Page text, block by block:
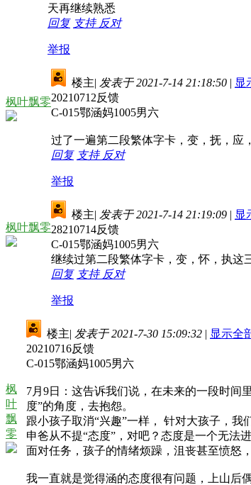
天再继续熟悉
回复 支持 反对
举报
枫叶飘零
楼主| 发表于 2021-7-14 21:18:50 | 显
20210712反馈
C-015鄂涵妈1005男六
过了一遍第二段繁体字卡，变，抚，应
回复 支持 反对
举报
枫叶飘零
楼主| 发表于 2021-7-14 21:19:09 | 显
28210714反馈
C-015鄂涵妈1005男六
继续过第二段繁体字卡，变，怀，执这
回复 支持 反对
举报
枫
叶
飘
零
楼主| 发表于 2021-7-30 15:09:32 | 显示全
20210716反馈
C-015鄂涵妈1005男六
7月9日：这告诉我们说，在未来的一段时间
度”的角度，去抱怨。
跟小孩子取消“兴趣”一样， 针对大孩子，我
申爸从不提“态度”，对吧？态度是一个无法
面对任务，孩子的情绪烦躁，沮丧甚至愤怒
我一直就是觉得涵的态度很有问题，上山后